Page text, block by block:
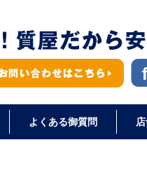
よくある御質問